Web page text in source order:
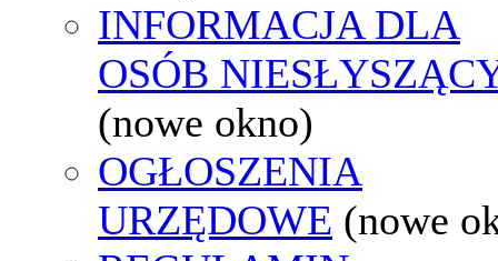
INFORMACJA DLA
OSÓB
(nowe okno)
OGŁOSZENIA
URZĘDOWE (nowe